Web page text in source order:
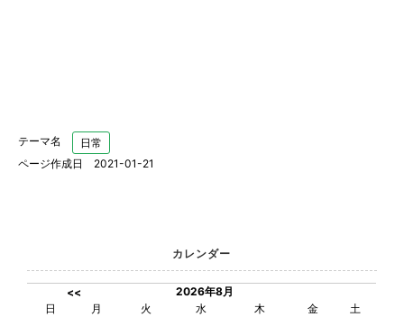
テーマ名
日常
ページ作成日 2021-01-21
カレンダー
<<
2026年8月
日
月 火 水 木 金
土